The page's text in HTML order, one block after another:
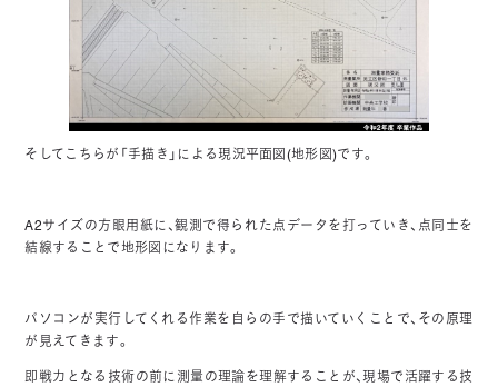
そしてこちらが「手描き」による現況平面図(地形図)です。
A2サイズの方眼用紙に、観測で得られた点データを打っていき、点同士を
結線することで地形図になります。
パソコンが実行してくれる作業を自らの手で描いていくことで、その原理
が見えてきます。
即戦力となる技術の前に測量の理論を理解することが、現場で活躍する技